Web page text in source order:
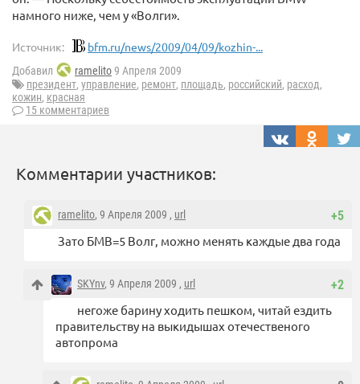
намного ниже, чем у «Волги».
Источник: bfm.ru/news/2009/04/09/kozhin-...
Добавил ramelito9 Апреля 2009
президент, управление, ремонт, площадь, российский, расход,
кожин, красная
15 комментариев
Комментарии участников:
+5
ramelito, 9 Апреля 2009 , url
Зато БМВ=5 Волг, можно менять каждые два года
+2
SKYnv, 9 Апреля 2009 , url
негоже барину ходить пешком, читай ездить
правительству на выкидышах отечественого
автопрома